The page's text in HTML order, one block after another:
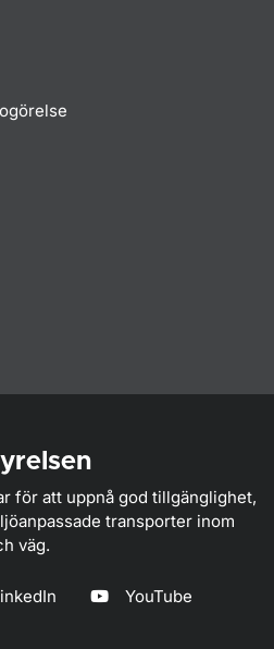
för att uppnå god tillgänglighet,
transporter inom
väg.
YouTube